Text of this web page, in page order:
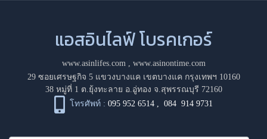
แอสอินไลฟ์ โบรคเกอร์
www.asinlifes.com, www.asinontime.com
29 ซอยเศรษฐกิจ 5 แขวงบางแค เขตบางแค กรุงเทพฯ 10160
38 หมู่ที่ 1 ต.ยุ้งทะลาย อ.อู่ทอง จ.สุพรรณบุรี 72160
โทรศัพท์ : 095 952 6514 ,084 914 9731